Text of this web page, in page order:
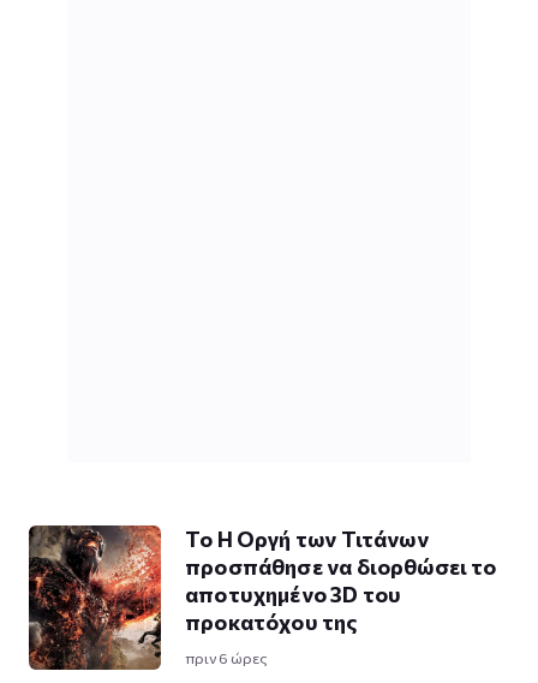
To Η Οργή των Τιτάνων
προσπάθησε να διορθώσει το
αποτυχημένο 3D του
προκατόχου της
πριν 6 ώρες